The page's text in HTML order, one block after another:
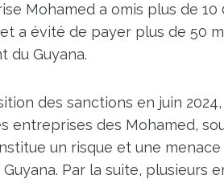
Mohamed a omis plus de
a évité de payer plus de 50
du Guyana.
des sanctions en juin
entreprises des Mohamed,
un risque et une
Par la suite,